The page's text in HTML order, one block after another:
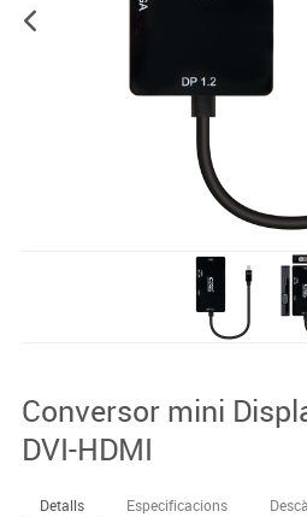
Conversor mini
DVI-HDMI
Detalls Especificacions